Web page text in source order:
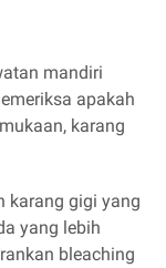
mandiri
apakah
karang
karang gigi yang
yang lebih
bleaching